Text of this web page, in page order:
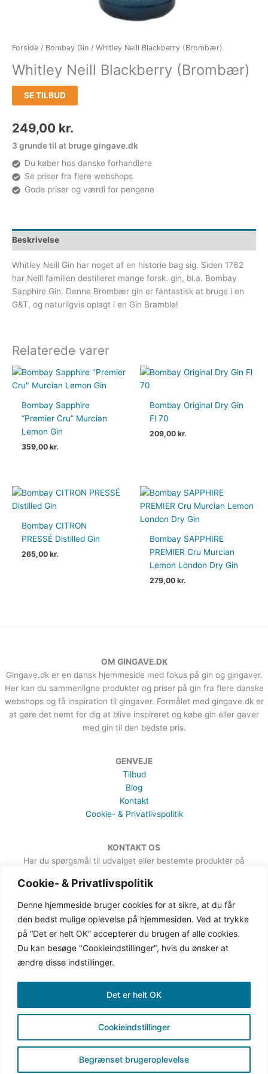
Cookie- & Privatlivspolitik
Denne hjemmeside bruger cookies for at sikre, at du får
den bedst mulige oplevelse på hjemmesiden. Ved at trykke
på “Det er helt OK” accepterer du brugen af alle cookies.
Du kan besøge "Cookieindstillinger", hvis du ønsker at
ændre disse indstillinger.
Cookieindstillinger
Begrænset brugeroplevelse
Det er helt OK
Forside / Bombay Gin / Whitley Neill Blackberry (Brombær)
Whitley Neill Blackberry (Brombær)
SE TILBUD
249,00 kr.
3 grunde til at bruge gingave.dk
Du køber hos danske forhandlere
Se priser fra flere webshops
Gode priser og værdi for pengene
Beskrivelse
Whitley Neill Gin har noget af en historie bag sig. Siden 1762
har Neill familien destilleret mange forsk. gin, bl.a. Bombay
Sapphire Gin. Denne Brombær gin er fantastisk at bruge i en
G&T, og naturligvis oplagt i en Gin Bramble!
Relaterede varer
Bombay Sapphire
“Premier Cru” Murcian
Lemon Gin
359,00kr.
Bombay Original Dry Gin
Fl 70
209,00kr.
Bombay CITRON
PRESSÉ Distilled Gin
265,00kr.
Bombay SAPPHIRE
PREMIER Cru Murcian
Lemon London Dry Gin
279,00kr.
OM GINGAVE.DK
Gingave.dk er en dansk hjemmeside med fokus på gin og gingaver.
Her kan du sammenligne produkter og priser på gin fra flere danske
webshops og få inspiration til gingaver. Formålet med gingave.dk er
at gøre det nemt for dig at blive inspireret og købe gin eller gaver
med gin til den bedste pris.
GENVEJE
Tilbud
Blog
Kontakt
Cookie- & Privatlivspolitik
KONTAKT OS
Har du spørgsmål til udvalget eller bestemte produkter på
kan du gøre via formularen på Kontakt-siden.
Copyright © 2019-2026 Gingave | CVR: 38387162
(gingave.dk er ejet af Secher Communication)